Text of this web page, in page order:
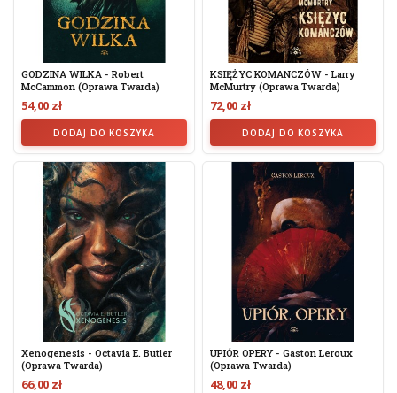
GODZINA WILKA - Robert
McCammon (oprawa Twarda)
54,00 zł
DODAJ DO KOSZYKA
KSIĘŻYC KOMANCZÓW - Larry
McMurtry (oprawa Twarda)
72,00 zł
DODAJ DO KOSZYKA
Xenogenesis - Octavia E. Butler
(oprawa Twarda)
66,00 zł
UPIÓR OPERY - Gaston Leroux
(oprawa Twarda)
48,00 zł